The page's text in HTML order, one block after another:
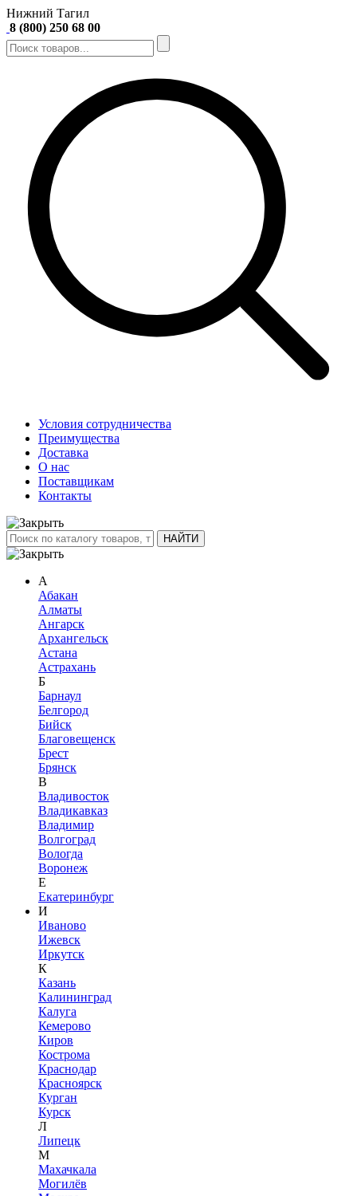
Нижний Тагил
8 (800) 250 68 00
Условия сотрудничества
Преимущества
Доставка
О нас
Поставщикам
Контакты
А
Абакан
Алматы
Ангарск
Архангельск
Астана
Астрахань
Б
Барнаул
Белгород
Бийск
Благовещенск
Брест
Брянск
В
Владивосток
Владикавказ
Владимир
Волгоград
Вологда
Воронеж
Е
Екатеринбург
И
Иваново
Ижевск
Иркутск
К
Казань
Калининград
Калуга
Кемерово
Киров
Кострома
Краснодар
Красноярск
Курган
Курск
Л
Липецк
М
Махачкала
Могилёв